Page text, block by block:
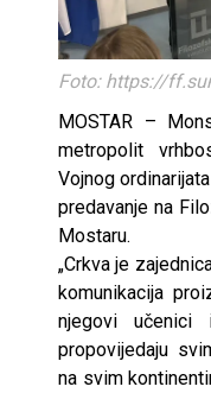
Foto: https://
MOSTAR –
metropolit
Vojnog
predavanje na
Mostaru.
„Crkva je
komunikacija
njegovi
propovijedaju
na svim